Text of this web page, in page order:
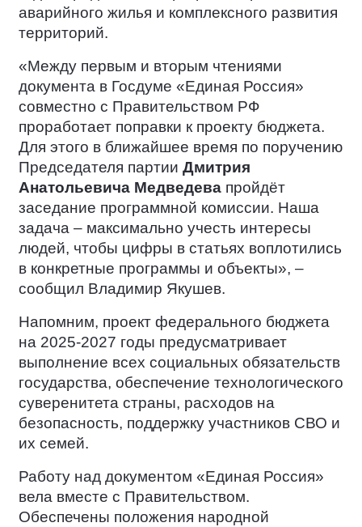
аварийного жилья и комплексного развития
территорий.
«Между первым и вторым чтениями
документа в Госдуме «Единая Россия»
совместно с Правительством РФ
проработает поправки к проекту бюджета.
Для этого в ближайшее время по поручению
Председателя партии Дмитрия
Анатольевича Медведева пройдёт
заседание программной комиссии. Наша
задача – максимально учесть интересы
людей, чтобы цифры в статьях воплотились
в конкретные программы и объекты», –
сообщил Владимир Якушев.
Напомним, проект федерального бюджета
на 2025-2027 годы предусматривает
выполнение всех социальных обязательств
государства, обеспечение технологического
суверенитета страны, расходов на
безопасность, поддержку участников СВО и
их семей.
Работу над документом «Единая Россия»
вела вместе с Правительством.
Обеспечены положения народной